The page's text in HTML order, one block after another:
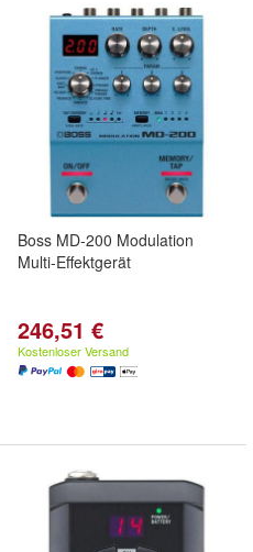
Boss MD-200 Modulation
Multi-Effektgerät
246,51 €
Kostenloser Versand